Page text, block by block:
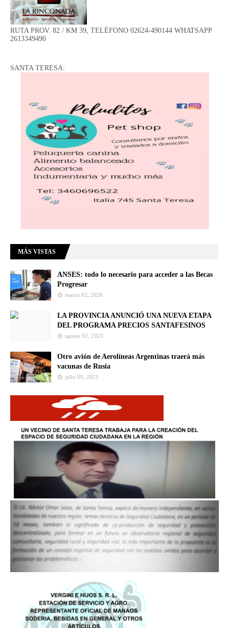
RUTA PROV. 82 / KM 39, TELÉFONO 02624-490144 WHATSAPP
2613349490
SANTA TERESA:
MÁS VISTAS
ANSES: todo lo necesario para acceder a las Becas
Progresar
marzo 02, 2026
LA PROVINCIA ANUNCIÓ UNA NUEVA ETAPA
DEL PROGRAMA PRECIOS SANTAFESINOS
agosto 02, 2023
Otro avión de Aerolíneas Argentinas traerá más
vacunas de Rusia
julio 09, 2021